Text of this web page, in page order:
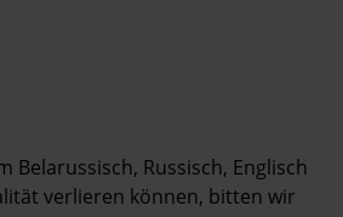
Russisch, Englisch
verlieren können, bitten wir